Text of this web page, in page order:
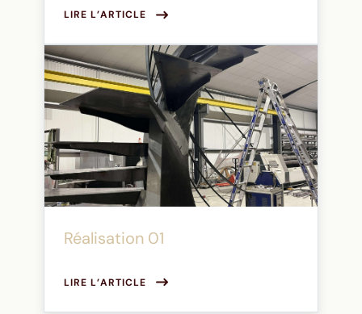
LIRE L’ARTICLE
Réalisation 01
LIRE L’ARTICLE